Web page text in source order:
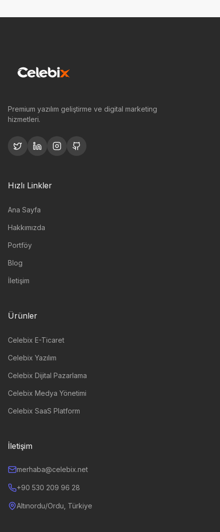
Premium yazılım geliştirme ve digital marketing
hizmetleri.
Hızlı Linkler
Ana Sayfa
Hakkımızda
Portföy
Blog
İletişim
Ürünler
Celebix E-Ticaret
Celebix Yazılım
Celebix Dijital Pazarlama
Celebix Medya Yönetimi
Celebix SaaS Platform
İletişim
merhaba@celebix.net
+90 530 209 96 28
Altınordu/Ordu, Türkiye